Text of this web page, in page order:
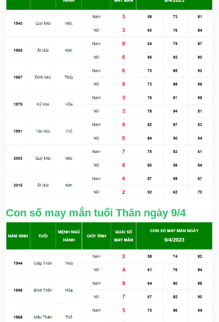
Con số may mắn tuổi Thân ngày 9/4